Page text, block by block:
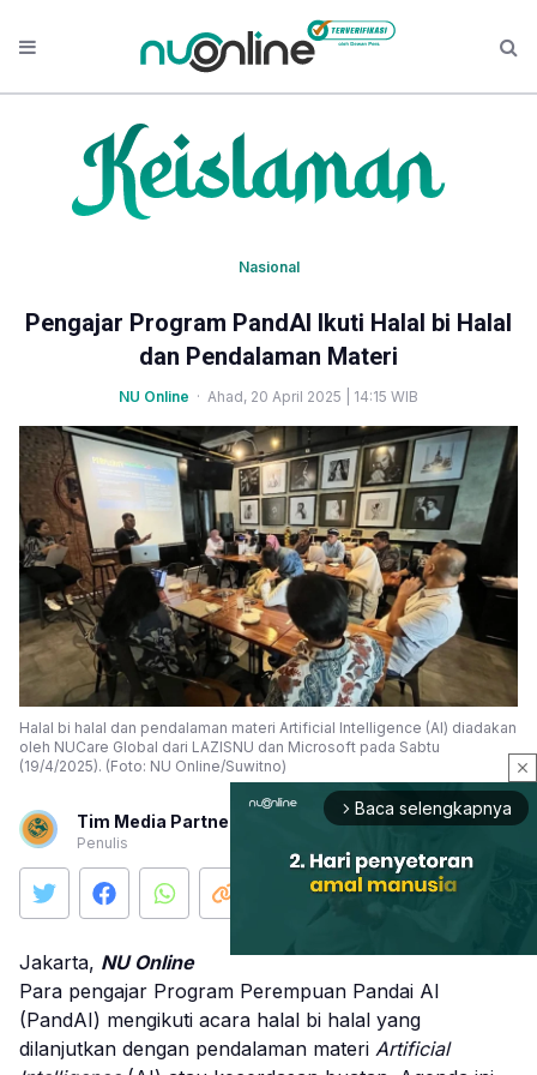
Nasional
Pengajar Program PandAI Ikuti Halal bi Halal
dan Pendalaman Materi
NU Online · Ahad, 20 April 2025 | 14:15 WIB
Halal bi halal dan pendalaman materi Artificial Intelligence (AI) diadakan
oleh NUCare Global dari LAZISNU dan Microsoft pada Sabtu
(19/4/2025). (Foto: NU Online/Suwitno)
Tim Media Partner
Penulis
Jakarta, NU Online
Para pengajar Program Perempuan Pandai AI
(PandAI) mengikuti acara halal bi halal yang
dilanjutkan dengan pendalaman materi Artificial
close
arrow_forward_ios Baca selengkapnya